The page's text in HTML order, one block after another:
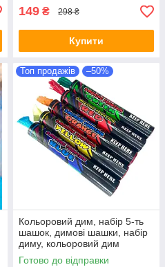
149 ₴ 298 ₴
Купити
Топ продажів –50%
Кольоровий дим, набір 5-ть
шашок, димові шашки, набір
диму, кольоровий дим
Готово до відправки